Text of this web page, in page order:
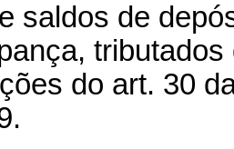
saldos de
do art. 30